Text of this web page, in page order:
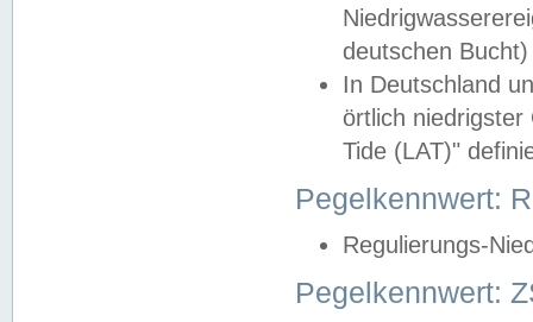
deutschen
In Deutschland
örtlich
Tide (LAT)"
Pegelkennwert:
Regulierungs-
Pegelkennwert: